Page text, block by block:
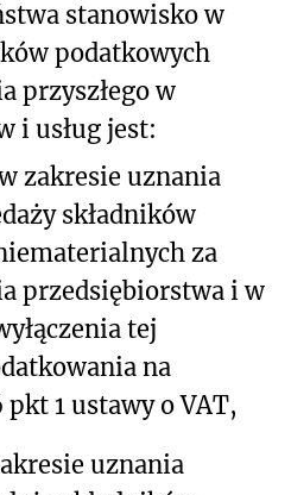
stanowisko w
podatkowych
przyszłego w
i usług jest:
zakresie uznania
składników
za
przedsiębiorstwa i w
tej
na
1 ustawy o VAT,
uznania